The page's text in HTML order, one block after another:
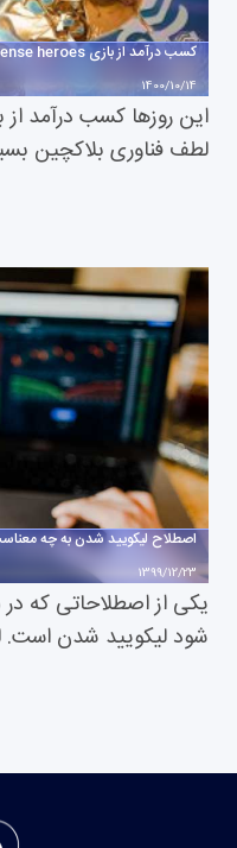
کسب درآمد از بازی crazy defense heroes
1400/10/14
این روزها کسب درآمد از
لطف فناوری بلاکچین
اصطلاح لیکویید شدن به چه
1399/12/23
یکی از اصطلاحاتی که
شود لیکویید شدن است.